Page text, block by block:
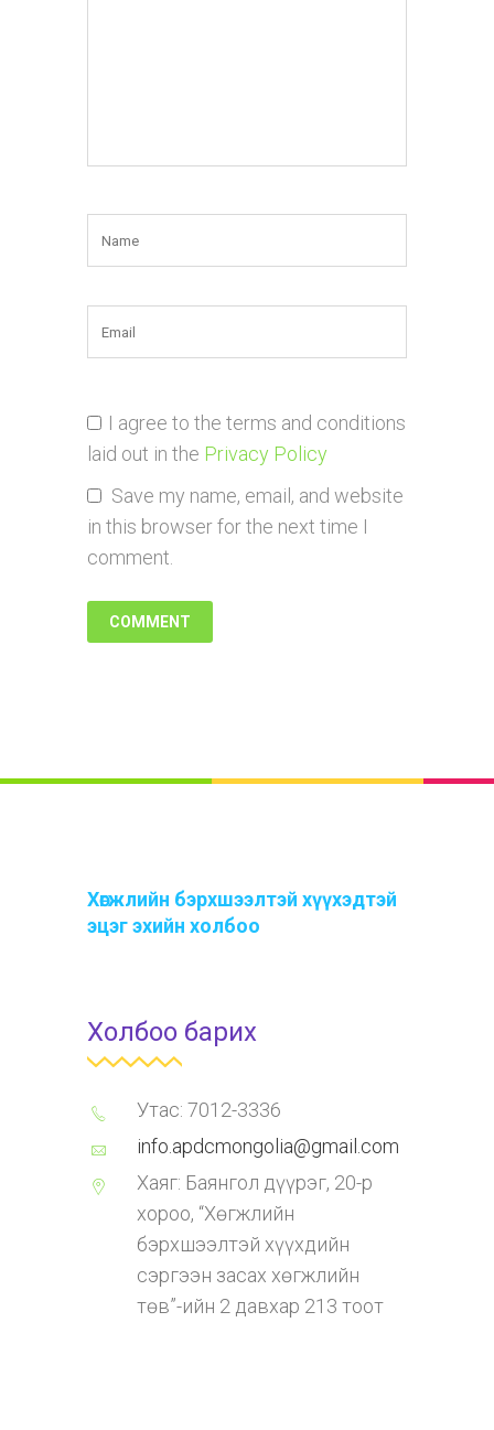
I agree to the terms and conditions
laid out in the Privacy Policy
Save my name, email, and website
in this browser for the next time I
comment.
Хөгжлийн бэрхшээлтэй хүүхэдтэй
эцэг эхийн холбоо
Холбоо барих
Утас: 7012-3336
info.apdcmongolia@gmail.com
Хаяг: Баянгол дүүрэг, 20-р
хороо, “Хөгжлийн
бэрхшээлтэй хүүхдийн
сэргээн засах хөгжлийн
төв”-ийн 2 давхар 213 тоот